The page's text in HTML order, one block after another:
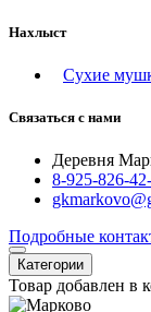
Нахлыст
Сухие
Связаться с нами
Деревня
8-925-826-
Подробные
Категории
Товар добавлен в